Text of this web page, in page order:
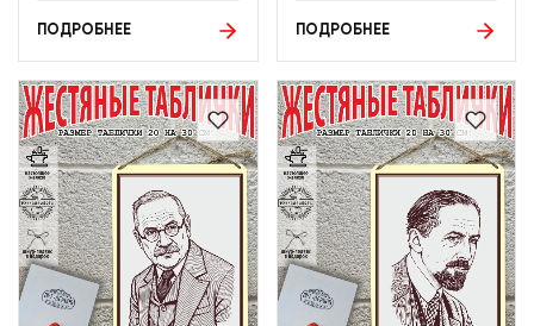
ПОДРОБНЕЕ ПОДРОБНЕЕ